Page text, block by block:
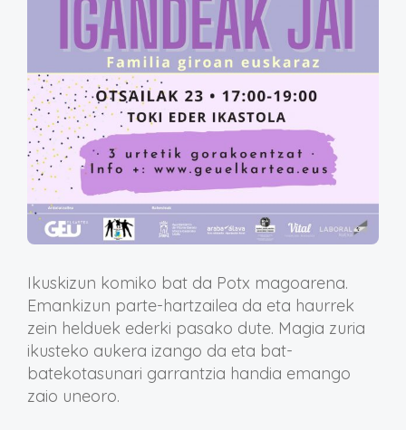
Ikuskizun komiko bat da Potx magoarena.
Emankizun parte-hartzailea da eta haurrek
zein helduek ederki pasako dute. Magia zuria
ikusteko aukera izango da eta bat-
batekotasunari garrantzia handia emango
zaio uneoro.